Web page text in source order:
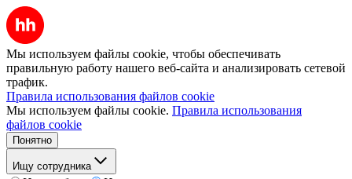
Мы используем файлы cookie, чтобы обеспечивать
правильную работу нашего веб-сайта и анализировать сетевой
трафик.
Правила использования файлов cookie
Мы используем файлы cookie. Правила использования
файлов cookie
Понятно
Ищу сотрудника